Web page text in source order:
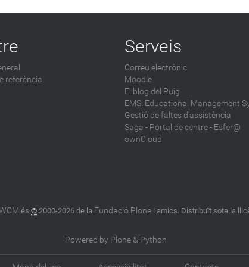
referència
Serveis
Correu electrònic
Moodle
El blog del Puig
EMS: Educational Management
Gestió de faltes d'assistència
Saga - Portal de centre - Esfer@
ownCloud
és © 2000-2026 de la Fundació Plone i amics. Distribuït sota la
Powered by Plone & Python